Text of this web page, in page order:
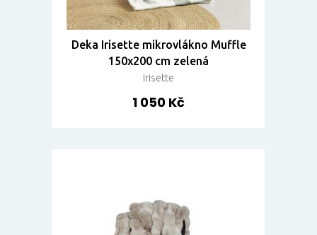
Deka Irisette mikrovlákno Muffle
150x200 cm zelená
Irisette
1 050 Kč